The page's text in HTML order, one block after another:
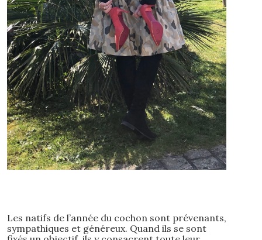
Les natifs de l’année du cochon sont prévenants,
sympathiques et généreux. Quand ils se sont